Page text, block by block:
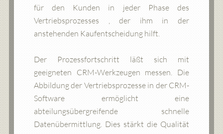
für den Kunden in jeder Phase des
Vertriebsprozesses , der ihm in der
anstehenden Kaufentscheidung hilft.
Der Prozessfortschritt läßt sich mit
geeigneten CRM-Werkzeugen messen. Die
Abbildung der Vertriebsprozesse in der CRM-
Software ermöglicht eine
abteilungsübergreifende schnelle
Datenübermittlung. Dies stärkt die Qualität